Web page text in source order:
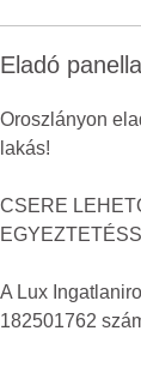
Eladó
Oroszlányon
lakás!
CSERE
A Lux
182501762